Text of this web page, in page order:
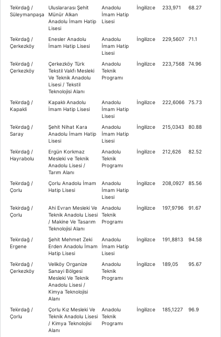
Teki̇rdağ /
Süleymanpaşa
Uluslararası Şehit
Münür Alkan
Anadolu İmam Hatip
Lisesi
Anadolu
İmam Hatip
Lisesi
İngilizce 233,971 68.27
Teki̇rdağ /
Çerkezköy
Enesler Anadolu
İmam Hatip Lisesi
Anadolu
İmam Hatip
Lisesi
İngilizce 229,5607 71.1
Teki̇rdağ /
Çerkezköy
Çerkezköy Türk
Tekstil Vakfı Mesleki
Ve Teknik Anadolu
Lisesi / Tekstil
Teknolojisi Alanı
Anadolu
Teknik
Programı
İngilizce 223,7568 74.96
Teki̇rdağ /
Kapakli
Kapaklı Anadolu
İmam Hatip Lisesi
Anadolu
İmam Hatip
Lisesi
İngilizce 222,6066 75.73
Teki̇rdağ /
Saray
Şehit Nihat Kara
Anadolu İmam Hatip
Lisesi
Anadolu
İmam Hatip
Lisesi
İngilizce 215,0343 80.88
Teki̇rdağ /
Hayrabolu
Ergün Korkmaz
Mesleki ve Teknik
Anadolu Lisesi /
Tarım Alanı
Anadolu
Teknik
Programı
İngilizce 212,626 82.52
Teki̇rdağ /
Çorlu
Çorlu Anadolu İmam
Hatip Lisesi
Anadolu
İmam Hatip
Lisesi
İngilizce 208,0927 85.56
Tekirdağ /
Çorlu
Ahi Evran Mesleki Ve
Teknik Anadolu Lisesi
/ Makine Ve Tasarım
Teknolojisi Alanı
Anadolu
Teknik
Programı
İngilizce 197,9796 91.67
Teki̇rdağ /
Ergene
Şehit Mehmet Zeki
Erden Anadolu İmam
Hatip Lisesi
Anadolu
İmam Hatip
Lisesi
İngilizce 191,8813 94.58
Teki̇rdağ /
Çerkezköy
Veliköy Organize
Sanayi Bölgesi
Mesleki Ve Teknik
Anadolu Lisesi /
Kimya Teknolojisi
Alanı
Anadolu
Teknik
Programı
İngilizce 189,05 95.67
Teki̇rdağ /
Çorlu
Çorlu Kız Mesleki Ve
Teknik Anadolu Lisesi
/ Kimya Teknolojisi
Alanı
Anadolu
Teknik
Programı
İngilizce 185,1227 96.9